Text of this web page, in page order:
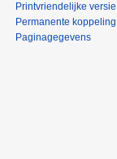
Printvriendelijke versie
Permanente koppeling
Paginagegevens